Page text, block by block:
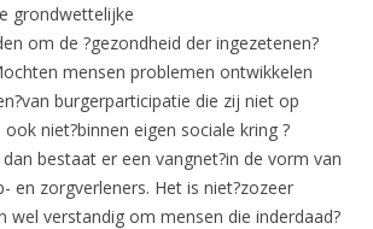
grondwettelijke
om de ?gezondheid der ingezetenen?
mensen problemen ontwikkelen
burgerparticipatie die zij niet op
niet?binnen eigen sociale kring ?
bestaat er een vangnet?in de vorm van
en zorgverleners. Het is niet?zozeer
wel verstandig om mensen die inderdaad?